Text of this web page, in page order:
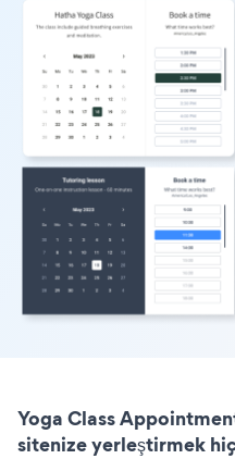
Yoga Class
sitenize yerleştirmek